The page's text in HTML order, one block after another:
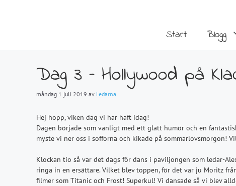
Start Blogg
Dag 3 – Hollywood på
måndag 1 juli 2019 av Ledarna
Hej hopp, viken dag vi har haft idag!
Dagen började som vanligt med ett glatt humör och en
myste vi ner oss i sofforna och kikade på sommarlovsmorgon!
Klockan tio så var det dags för dans i paviljongen som ledar-
ringa in en ersättare. Vilket blev toppen, för det var ju Moritz
filmer som Titanic och Frost! Superkul! Vi dansade så vi blev